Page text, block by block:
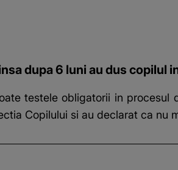
dupa 6 luni au dus copilul
testele obligatorii in procesul
Copilului si au declarat ca nu